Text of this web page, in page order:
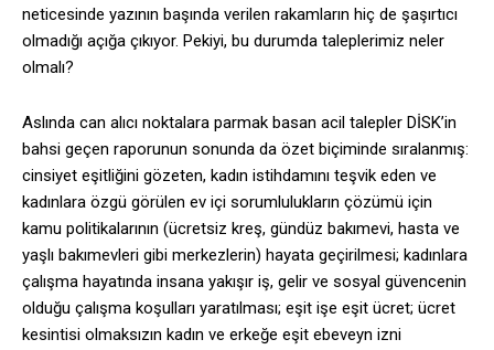
neticesinde yazının başında verilen rakamların hiç de şaşırtıcı
olmadığı açığa çıkıyor. Pekiyi, bu durumda taleplerimiz neler
olmalı?
Aslında can alıcı noktalara parmak basan acil talepler DİSK’in
bahsi geçen raporunun sonunda da özet biçiminde sıralanmış:
cinsiyet eşitliğini gözeten, kadın istihdamını teşvik eden ve
kadınlara özgü görülen ev içi sorumlulukların çözümü için
kamu politikalarının (ücretsiz kreş, gündüz bakımevi, hasta ve
yaşlı bakımevleri gibi merkezlerin) hayata geçirilmesi; kadınlara
çalışma hayatında insana yakışır iş, gelir ve sosyal güvencenin
olduğu çalışma koşulları yaratılması; eşit işe eşit ücret; ücret
kesintisi olmaksızın kadın ve erkeğe eşit ebeveyn izni